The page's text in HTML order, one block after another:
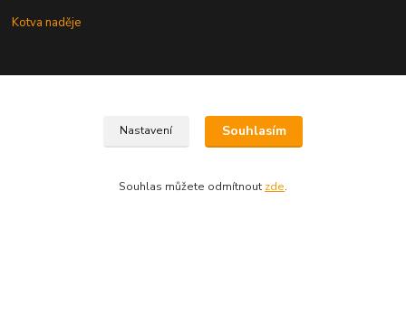
Kotva naděje
Uhřice 76 (okr. Vyškov)Nastavení Souhlasím
Souhlas můžete odmítnout zde.